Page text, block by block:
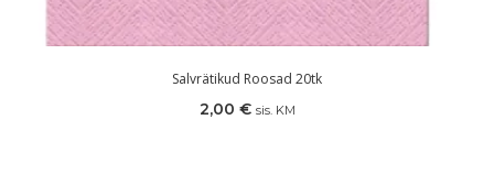
Salvrätikud Roosad 20tk
2,00 € sis. KM